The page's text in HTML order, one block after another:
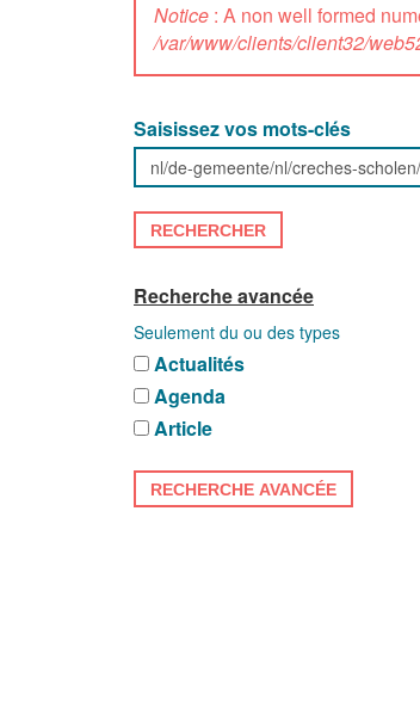
Notice : A non well formed
/var/www/clients/client32/
Saisissez vos mots-clés
RECHERCHER
Recherche avancée
Seulement du ou des types
Actualités
Agenda
Article
RECHERCHE AVANCÉE